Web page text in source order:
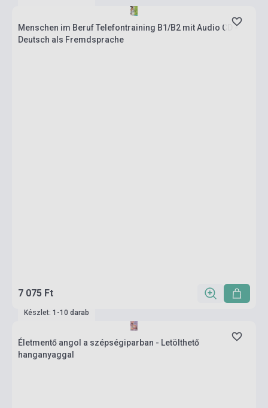
Menschen im Beruf Telefontraining B1/B2 mit Audio CD -
Deutsch als Fremdsprache
7 075 Ft
Készlet: 1-10 darab
Életmentő angol a szépségiparban - Letölthető
hanganyaggal